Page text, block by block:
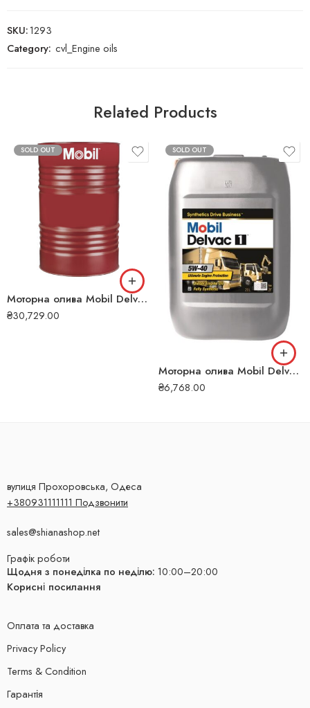
SKU:1293
Category: cvl_Engine oils
Related Products
SOLD OUT
Моторна олива Mobil Delvac Super 1400 10W-30 208л 122
₴30,729.00
SOLD OUT
Моторна олива Mobil Delvac 1 5W-40 20л 109
₴6,768.00
вулиця Прохоровська, Одеса
+380931111111 Подзвонити
sales@shianashop.net
Графік роботи
Щодня з понеділка по неділю: 10:00–20:00
Корисні посилання
Оплата та доставка
Privacy Policy
Terms & Condition
Гарантія